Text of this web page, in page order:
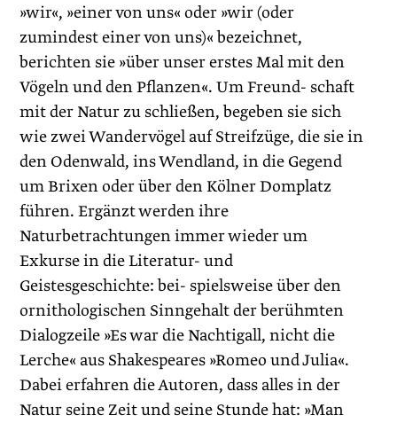
»wir«, »einer von uns« oder »wir (oder
zumindest einer von uns)« bezeichnet,
berichten sie »über unser erstes Mal mit den
Vögeln und den Pflanzen«. Um Freund- schaft
mit der Natur zu schließen, begeben sie sich
wie zwei Wandervögel auf Streifzüge, die sie in
den Odenwald, ins Wendland, in die Gegend
um Brixen oder über den Kölner Domplatz
führen. Ergänzt werden ihre
Naturbetrachtungen immer wieder um
Exkurse in die Literatur- und
Geistesgeschichte: bei- spielsweise über den
ornithologischen Sinngehalt der berühmten
Dialogzeile »Es war die Nachtigall, nicht die
Lerche« aus Shakespeares »Romeo und Julia«.
Dabei erfahren die Autoren, dass alles in der
Natur seine Zeit und seine Stunde hat: »Man